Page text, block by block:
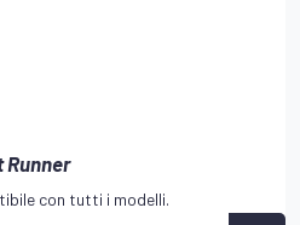
Runner
con tutti i modelli.